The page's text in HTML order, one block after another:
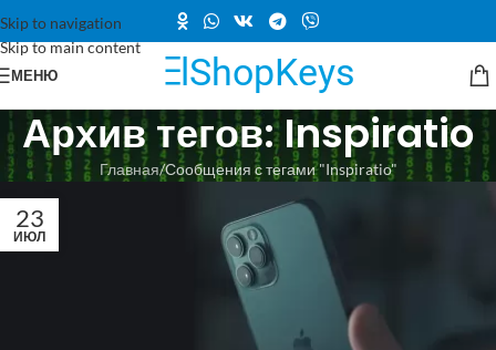
Skip to navigation
Skip to main content
МЕНЮ
Архив тегов: Inspiratio
Главная Сообщения с тегами "Inspiratio"
23
ИЮЛ